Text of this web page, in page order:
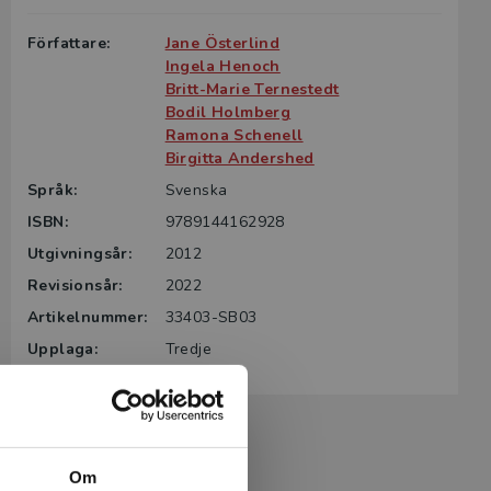
Om
Författare:
Jane Österlind
Ingela Henoch
Britt-Marie Ternestedt
Bodil Holmberg
Ramona Schenell
Birgitta Andershed
Språk:
Svenska
ISBN:
9789144162928
Utgivningsår:
2012
Revisionsår:
2022
Artikelnummer:
33403-SB03
Upplaga:
Tredje